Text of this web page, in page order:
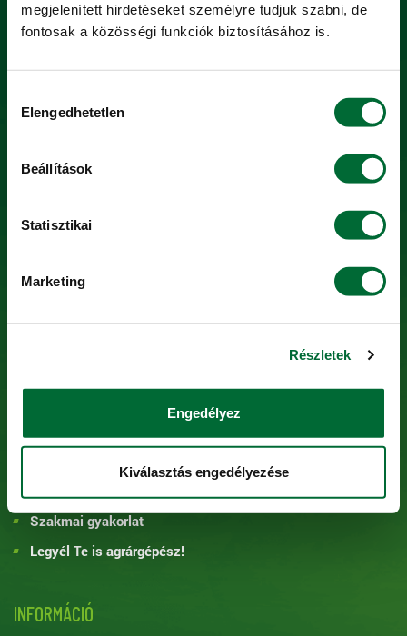
megjelenített hirdetéseket személyre tudjuk szabni, de
fontosak a közösségi funkciók biztosításához is.
kiválasztása
Elengedhetetlen
Beállítások
Statisztikai
Marketing
Részletek
Engedélyez
Kiválasztás engedélyezése
Webshop
SZOLGÁLTATÁSOK
KITE Hiteliroda
Bérgépszolgáltatás
Szakmai gyakorlat
Legyél Te is agrárgépész!
INFORMÁCIÓ